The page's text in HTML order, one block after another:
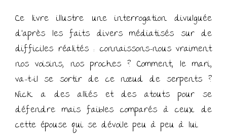
Ce livre illustre une interrogation divulguée
d’après les faits divers médiatisés sur de
difficiles réalités : connaissons-nous vraiment
nos voisins, nos proches ? Comment, le mari,
va-t-il se sortir de ce nœud de serpents ?
Nick a des alliés et des atouts pour se
défendre mais faibles comparés à ceux de
cette épouse qui se dévoile peu à peu à lui.